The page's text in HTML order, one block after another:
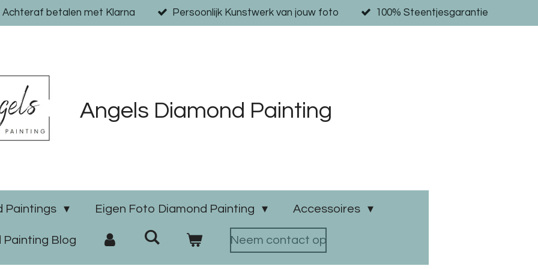
Achteraf betalen met Klarna Persoonlijk Kunstwerk van jouw foto 100% Steentjesgarantie
Angels Diamond Painting
Paintings Eigen Foto Diamond Painting Accessoires
Painting Blog Neem contact op